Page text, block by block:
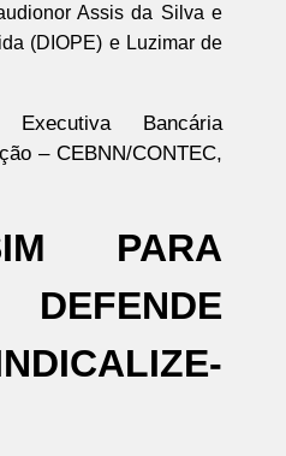
Assis da Silva e
(DIOPE) e Luzimar de
Executiva Bancária
– CEBNN/CONTEC,
PARA